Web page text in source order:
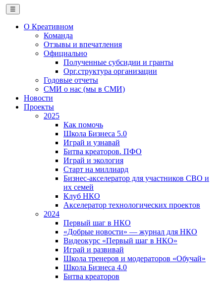
☰
О Креативном
Команда
Отзывы и впечатления
Официально
Полученные субсидии и гранты
Орг.структура организации
Годовые отчеты
СМИ о нас (мы в СМИ)
Новости
Проекты
2025
Как помочь
Школа Бизнеса 5.0
Играй и узнавай
Битва креаторов. ПФО
Играй и экология
Старт на миллиард
Бизнес-акселератор для участников СВО и
их семей
Клуб НКО
Акселератор технологических проектов
2024
Первый шаг в НКО
«Добрые новости» — журнал для НКО
Видеокурс «Первый шаг в НКО»
Играй и развивай
Школа тренеров и модераторов «Обучай»
Школа Бизнеса 4.0
Битва креаторов